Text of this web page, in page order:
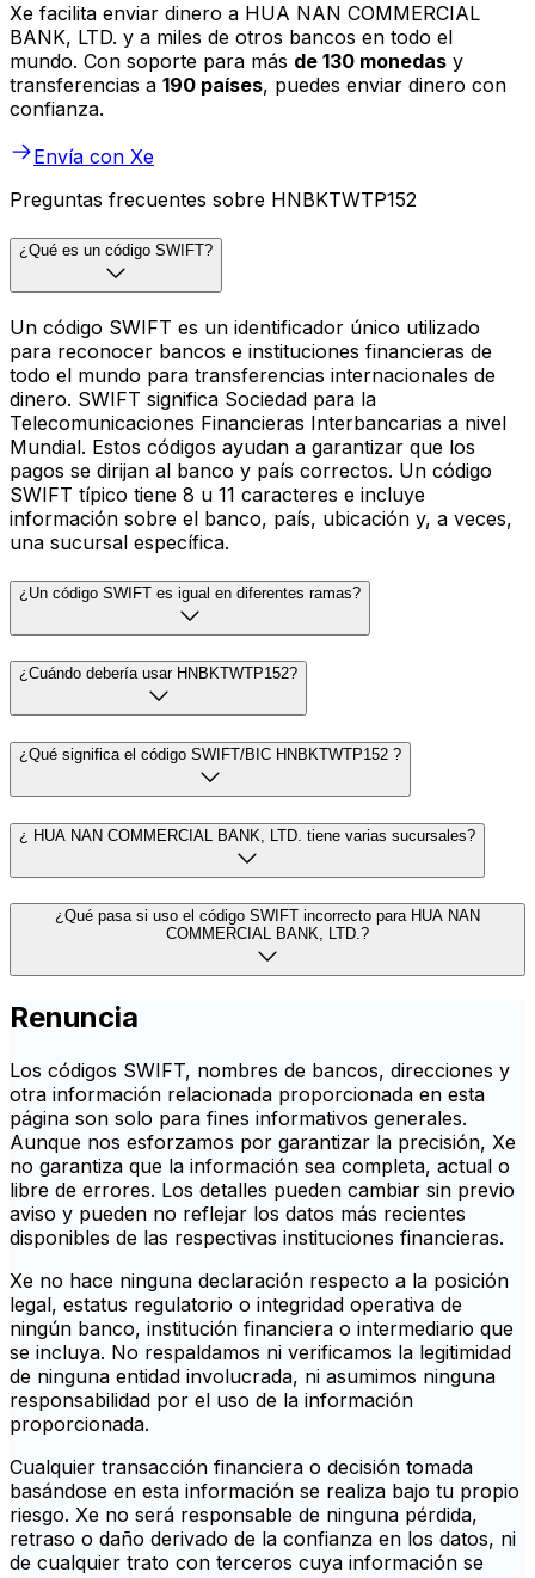
Xe facilita enviar dinero a HUA NAN COMMERCIAL
BANK, LTD. y a miles de otros bancos en todo el
mundo. Con soporte para más de 130 monedas y
transferencias a 190 países, puedes enviar dinero con
confianza.
Envía con Xe
Preguntas frecuentes sobre HNBKTWTP152
¿Qué es un código SWIFT?
Un código SWIFT es un identificador único utilizado
para reconocer bancos e instituciones financieras de
todo el mundo para transferencias internacionales de
dinero. SWIFT significa Sociedad para la
Telecomunicaciones Financieras Interbancarias a nivel
Mundial. Estos códigos ayudan a garantizar que los
pagos se dirijan al banco y país correctos. Un código
SWIFT típico tiene 8 u 11 caracteres e incluye
información sobre el banco, país, ubicación y, a veces,
una sucursal específica.
¿Un código SWIFT es igual en diferentes ramas?
¿Cuándo debería usar HNBKTWTP152?
¿Qué significa el código SWIFT/BIC HNBKTWTP152 ?
¿ HUA NAN COMMERCIAL BANK, LTD. tiene varias sucursales?
¿Qué pasa si uso el código SWIFT incorrecto para HUA NAN
COMMERCIAL BANK, LTD.?
Renuncia
Los códigos SWIFT, nombres de bancos, direcciones y
otra información relacionada proporcionada en esta
página son solo para fines informativos generales.
Aunque nos esforzamos por garantizar la precisión, Xe
no garantiza que la información sea completa, actual o
libre de errores. Los detalles pueden cambiar sin previo
aviso y pueden no reflejar los datos más recientes
disponibles de las respectivas instituciones financieras.
Xe no hace ninguna declaración respecto a la posición
legal, estatus regulatorio o integridad operativa de
ningún banco, institución financiera o intermediario que
se incluya. No respaldamos ni verificamos la legitimidad
de ninguna entidad involucrada, ni asumimos ninguna
responsabilidad por el uso de la información
proporcionada.
Cualquier transacción financiera o decisión tomada
basándose en esta información se realiza bajo tu propio
riesgo. Xe no será responsable de ninguna pérdida,
retraso o daño derivado de la confianza en los datos, ni
de cualquier trato con terceros cuya información se